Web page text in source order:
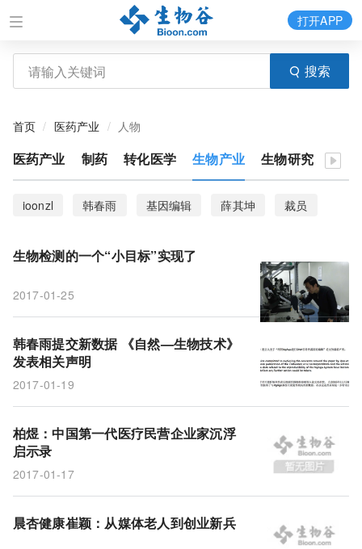
搜索
打开APP
首页 医药产业 人物
医药产业 制药 转化医学 生物产业 生物研究 医疗
ioonzl 韩春雨 基因编辑 薛其坤
裁员
声明
生物检测
高福院士
小目标
卢煜明
生物检测的一个“小目标”实现了
2017-01-25
韩春雨提交新数据 《自然—生物技术》
发表相关声明
2017-01-19
柏煜：中国第一代医疗民营企业家沉浮
启示录
2017-01-17
晨杏健康崔颖：从媒体老人到创业新兵